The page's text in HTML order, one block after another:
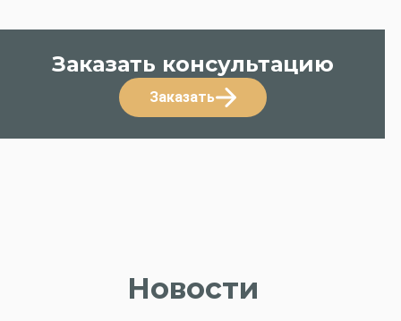
Заказать консультацию
Заказать
Новости